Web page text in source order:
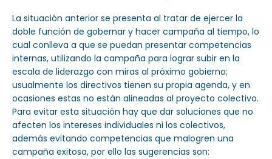
La situación anterior se presenta al tratar de ejercer la
doble función de gobernar y hacer campaña al tiempo, lo
cual conlleva a que se puedan presentar competencias
internas, utilizando la campaña para lograr subir en la
escala de liderazgo con miras al próximo gobierno;
usualmente los directivos tienen su propia agenda, y en
ocasiones estas no están alineadas al proyecto colectivo.
Para evitar esta situación hay que dar soluciones que no
afecten los intereses individuales ni los colectivos,
además evitando competencias que malogren una
campaña exitosa, por ello las sugerencias son: